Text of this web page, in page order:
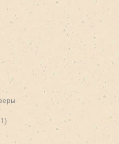
filter
filter
filter
filter
filterApply Картонные коробки filter